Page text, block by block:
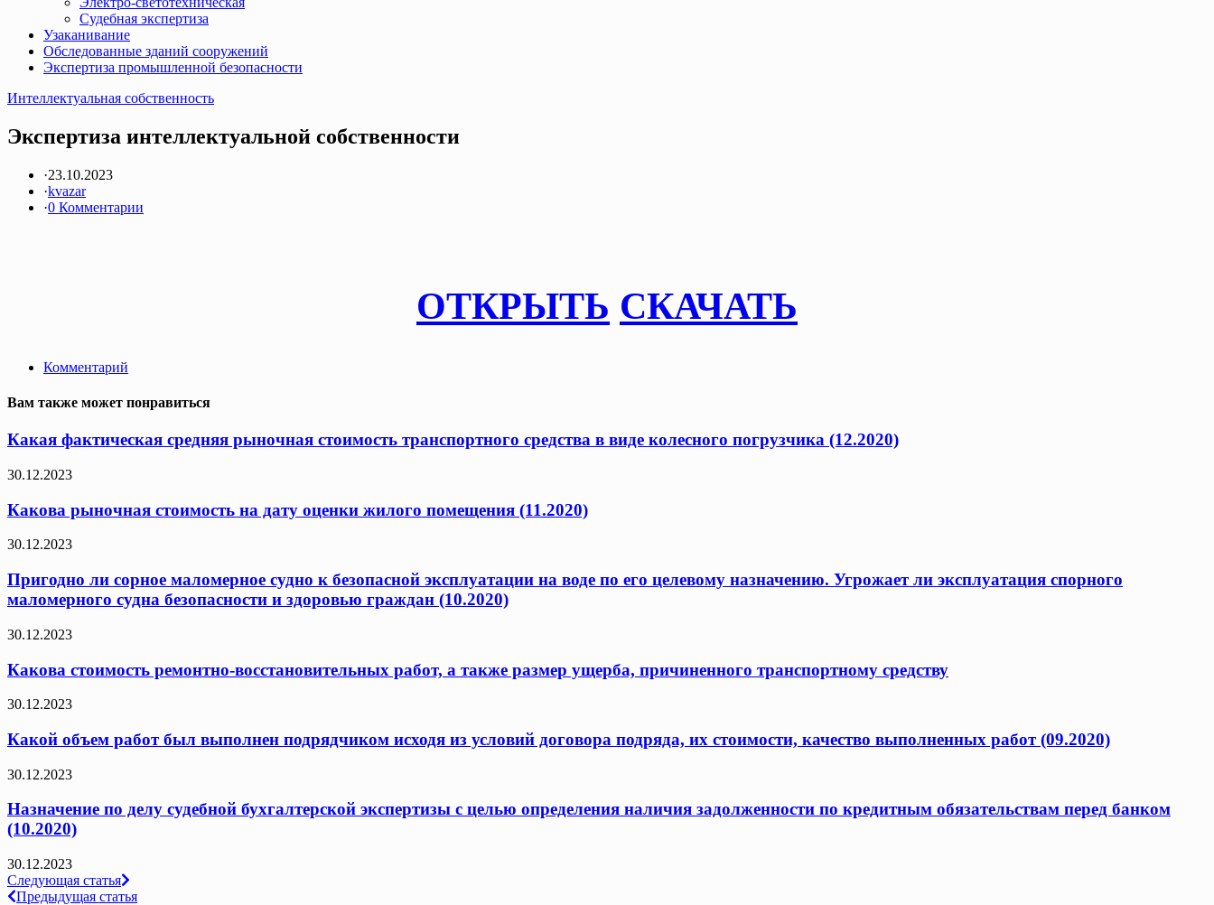
Судебная экспертиза
Узаканивание
Обследованные зданий сооружений
Экспертиза промышленной безопасности
Интеллектуальная собственность
Экспертиза интеллектуальной собственности
·23.10.2023
·kvazar
·0 Комментарии
ОТКРЫТЬ СКАЧАТЬ
Комментарий
Вам также может понравиться
Какая фактическая средняя рыночная стоимость транспортного средства в виде колесного погрузчика (12.2020)
30.12.2023
Какова рыночная стоимость на дату оценки жилого помещения (11.2020)
30.12.2023
Пригодно ли сорное маломерное судно к безопасной эксплуатации на воде по его целевому назначению. Угрожает ли эксплуатация спорного
маломерного судна безопасности и здоровью граждан (10.2020)
30.12.2023
Какова стоимость ремонтно-восстановительных работ, а также размер ущерба, причиненного транспортному средству
30.12.2023
Какой объем работ был выполнен подрядчиком исходя из условий договора подряда, их стоимости, качество выполненных работ (09.2020)
30.12.2023
Назначение по делу судебной бухгалтерской экспертизы с целью определения наличия задолженности по кредитным обязательствам перед банком
(10.2020)
30.12.2023
Навигация
Следующая статья
Предыдущая статья